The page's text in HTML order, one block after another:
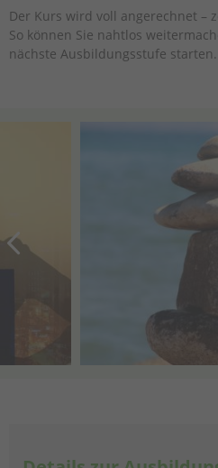
Der Kurs wird voll angerechnet –
So können Sie nahtlos
nächste Ausbildungsstufe starten.